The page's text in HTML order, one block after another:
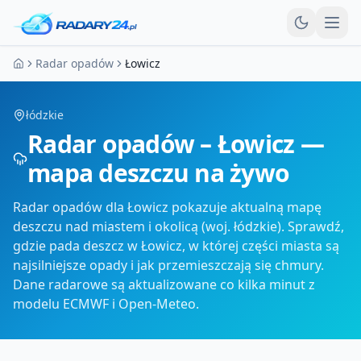
Strona główna
Radar opadów Łowicz
łódzkie
Radar opadów – Łowicz —
mapa deszczu na żywo
Radar opadów dla Łowicz pokazuje aktualną mapę
deszczu nad miastem i okolicą (woj. łódzkie). Sprawdź,
gdzie pada deszcz w Łowicz, w której części miasta są
najsilniejsze opady i jak przemieszczają się chmury.
Dane radarowe są aktualizowane co kilka minut z
modelu ECMWF i Open-Meteo.